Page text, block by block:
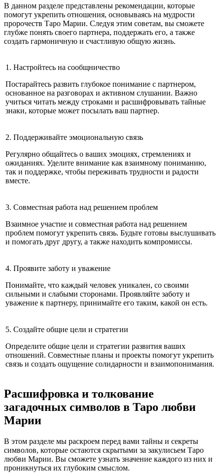
В данном разделе представлены рекомендации, которые
помогут укрепить отношения, основываясь на мудрости
пророчеств Таро Марии. Следуя этим советам, вы сможете
глубже понять своего партнера, поддержать его, а также
создать гармоничную и счастливую общую жизнь.
1. Настройтесь на сообщничество
Постарайтесь развить глубокое понимание с партнером,
основанное на разговорах и активном слушании. Важно
учиться читать между строками и расшифровывать тайные
знаки, которые может посылать ваш партнер.
2. Поддерживайте эмоциональную связь
Регулярно общайтесь о ваших эмоциях, стремлениях и
ожиданиях. Уделите внимание как взаимному пониманию,
так и поддержке, чтобы переживать трудности и радости
вместе.
3. Совместная работа над решением проблем
Взаимное участие и совместная работа над решением
проблем помогут укрепить связь. Будьте готовы выслушивать
и помогать друг другу, а также находить компромиссы.
4. Проявите заботу и уважение
Понимайте, что каждый человек уникален, со своими
сильными и слабыми сторонами. Проявляйте заботу и
уважение к партнеру, принимайте его таким, какой он есть.
5. Создайте общие цели и стратегии
Определите общие цели и стратегии развития ваших
отношений. Совместные планы и проекты помогут укрепить
связь и создать ощущение солидарности и взаимопонимания.
Расшифровка и толкование
загадочных символов в Таро любви
Марии
В этом разделе мы раскроем перед вами тайны и секреты
символов, которые остаются скрытыми за закулисьем Таро
любви Марии. Вы сможете узнать значение каждого из них и
проникнуться их глубоким смыслом.